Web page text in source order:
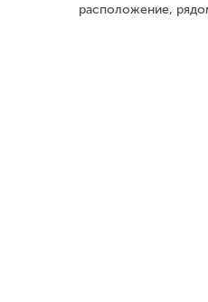
расположение,